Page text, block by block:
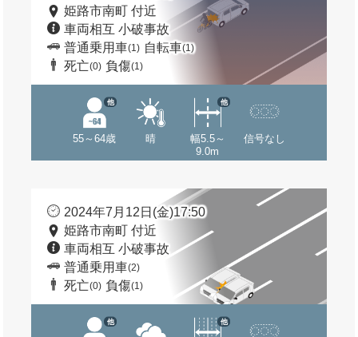
姫路市南町 付近
車両相互 小破事故
普通乗用車(1) 自転車(1)
死亡(0) 負傷(1)
55～64歳
他
晴
幅5.5～
9.0m
他
信号なし
2024年7月12日(金)17:50
姫路市南町 付近
車両相互 小破事故
普通乗用車(2)
死亡(0) 負傷(1)
他 他